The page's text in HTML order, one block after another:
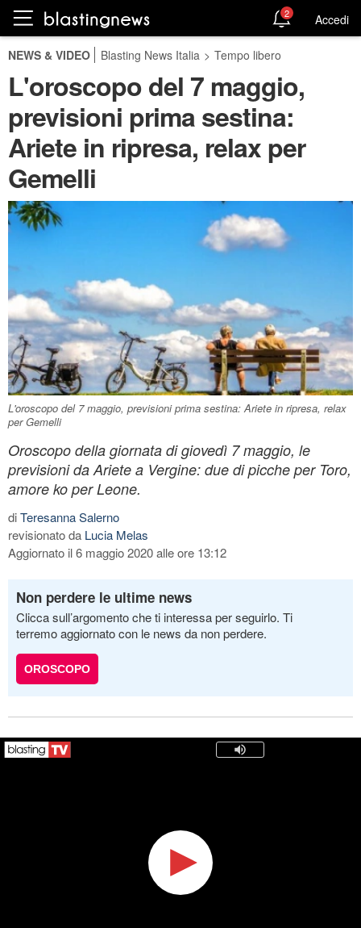
2 Accedi
NEWS & VIDEO Blasting News Italia > Tempo libero
L'oroscopo del 7 maggio,
previsioni prima sestina:
Ariete in ripresa, relax per
Gemelli
L'oroscopo del 7 maggio, previsioni prima sestina: Ariete in ripresa, relax
per Gemelli
Oroscopo della giornata di giovedì 7 maggio, le
previsioni da Ariete a Vergine: due di picche per Toro,
amore ko per Leone.
diTeresanna Salerno
revisionato da Lucia Melas
Aggiornato il 6 maggio 2020 alle ore 13:12
Non perdere le ultime news
Clicca sull’argomento che ti interessa per seguirlo. Ti
terremo aggiornato con le news da non perdere.
OROSCOPO